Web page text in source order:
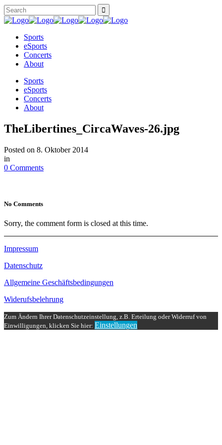
Sports
eSports
Concerts
About
Sports
eSports
Concerts
About
TheLibertines_CircaWaves-26.jpg
Posted on 8. Oktober 2014
in
0 Comments
No Comments
Sorry, the comment form is closed at this time.
Impressum
Datenschutz
Allgemeine Geschäftsbedingungen
Widerufsbelehrung
Zum Ändern Ihrer Datenschutzeinstellung, z.B. Erteilung oder Widerruf von
Einwilligungen, klicken Sie hier: Einstellungen